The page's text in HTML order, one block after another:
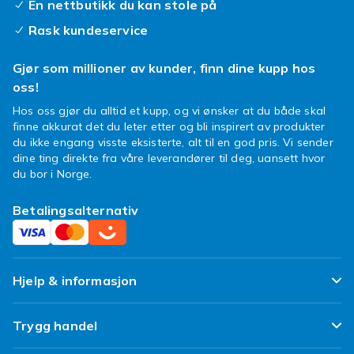
En nettbutikk du kan stole på
Rask kundeservice
Gjør som millioner av kunder, finn dine kupp hos
oss!
Hos oss gjør du alltid et kupp, og vi ønsker at du både skal
finne akkurat det du leter etter og bli inspirert av produkter
du ikke engang visste eksisterte, alt til en god pris. Vi sender
dine ting direkte fra våre leverandører til deg, uansett hvor
du bor i Norge.
Betalingsalternativ
Hjelp & informasjon
Ofte stilte spørsmål
Spor pakken min
Trygg handel